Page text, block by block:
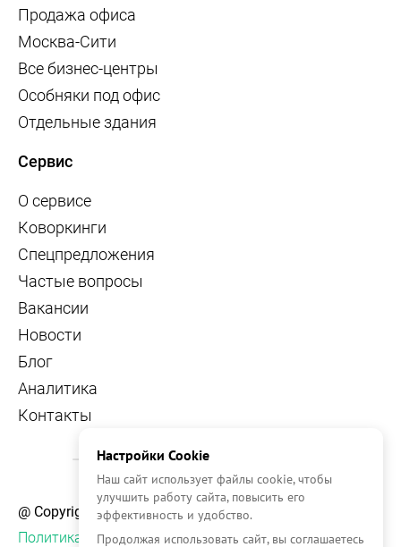
Продажа офиса
Москва-Сити
Все бизнес-центры
Особняки под офис
Отдельные здания
Сервис
О сервисе
Коворкинги
Спецпредложения
Частые вопросы
Вакансии
Новости
Блог
Аналитика
Контакты
@ Copyright, 2026 OFFICE NAVIGATOR
Политика конфиденциальности
Настройки Cookie
Наш сайт использует файлы cookie, чтобы
улучшить работу сайта, повысить его
эффективность и удобство.
Продолжая использовать сайт, вы соглашаетесь